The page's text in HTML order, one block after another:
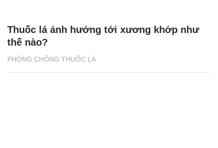
PHÒNG CHỐNG THUỐC LÁ
Thuốc lá ảnh hưởng tới xương khớp như
thế nào?